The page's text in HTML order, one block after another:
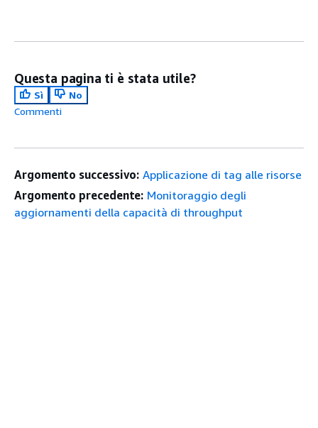
Questa pagina ti è stata utile?
Sì
No
Commenti
Argomento successivo: Applicazione di tag alle risorse
Argomento precedente: Monitoraggio degli
aggiornamenti della capacità di throughput